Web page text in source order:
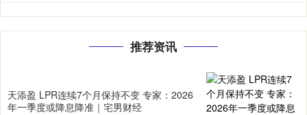
推荐资讯
天添盈 LPR连续7个月保持不变 专家：2026
年一季度或降息降准｜宅男财经